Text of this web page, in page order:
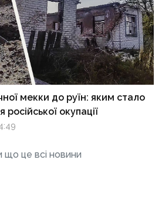
мекки до руїн: яким стало
окупації
що це всі новини